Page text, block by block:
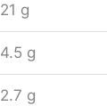
21 g
4.5 g
2.7 g